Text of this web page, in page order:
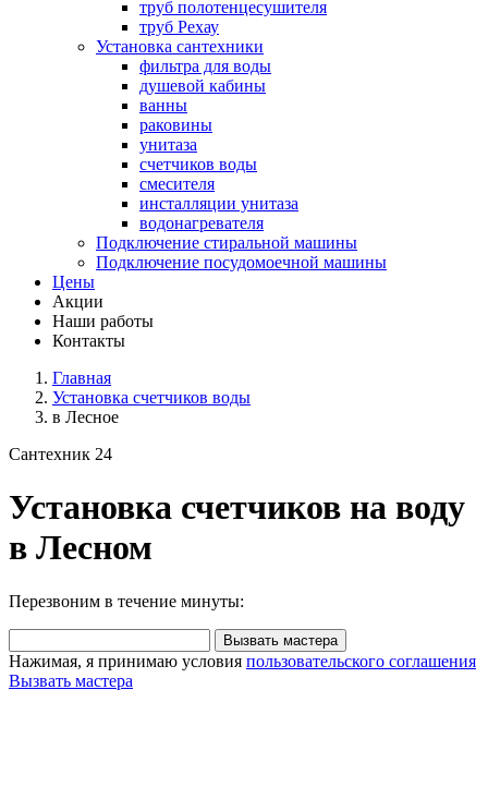
труб полотенцесушителя
труб Рехау
Установка сантехники
фильтра для воды
душевой кабины
ванны
раковины
унитаза
счетчиков воды
смесителя
инсталляции унитаза
водонагревателя
Подключение стиральной машины
Подключение посудомоечной машины
Цены
Акции
Наши работы
Контакты
Главная
Установка счетчиков воды
в Лесное
Сантехник 24
Установка счетчиков на воду
в Лесном
Перезвоним в течение минуты:
Вызвать мастера
Нажимая, я принимаю условия пользовательского соглашения
Вызвать мастера